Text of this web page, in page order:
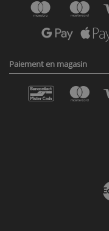
Paiement en magasin